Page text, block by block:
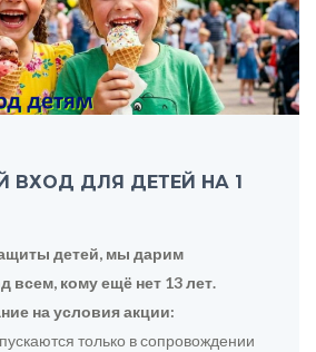
ВХОД ДЛЯ ДЕТЕЙ НА 1
детей, мы дарим
всем, кому ещё нет 13 лет.
на условия акции:
только в сопровождении